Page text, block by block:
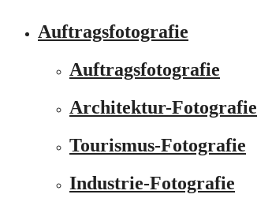
Auftragsfotografie
Auftragsfotografie
Architektur-Fotografie
Tourismus-Fotografie
Industrie-Fotografie